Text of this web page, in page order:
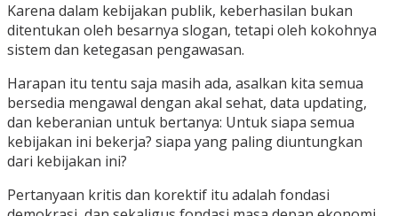
Karena dalam kebijakan publik, keberhasilan bukan
ditentukan oleh besarnya slogan, tetapi oleh kokohnya
sistem dan ketegasan pengawasan.
Harapan itu tentu saja masih ada, asalkan kita semua
bersedia mengawal dengan akal sehat, data updating,
dan keberanian untuk bertanya: Untuk siapa semua
kebijakan ini bekerja? siapa yang paling diuntungkan
dari kebijakan ini?
Pertanyaan kritis dan korektif itu adalah fondasi